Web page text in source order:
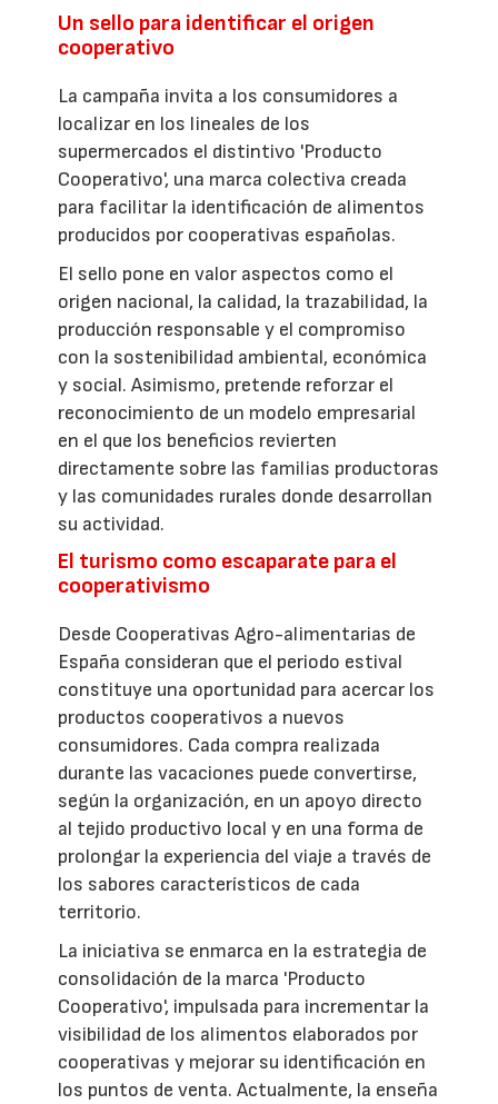
Un sello para identificar el origen
cooperativo
La campaña invita a los consumidores a
localizar en los lineales de los
supermercados el distintivo 'Producto
Cooperativo', una marca colectiva creada
para facilitar la identificación de alimentos
producidos por cooperativas españolas.
El sello pone en valor aspectos como el
origen nacional, la calidad, la trazabilidad, la
producción responsable y el compromiso
con la sostenibilidad ambiental, económica
y social. Asimismo, pretende reforzar el
reconocimiento de un modelo empresarial
en el que los beneficios revierten
directamente sobre las familias productoras
y las comunidades rurales donde desarrollan
su actividad.
El turismo como escaparate para el
cooperativismo
Desde Cooperativas Agro-alimentarias de
España consideran que el periodo estival
constituye una oportunidad para acercar los
productos cooperativos a nuevos
consumidores. Cada compra realizada
durante las vacaciones puede convertirse,
según la organización, en un apoyo directo
al tejido productivo local y en una forma de
prolongar la experiencia del viaje a través de
los sabores característicos de cada
territorio.
La iniciativa se enmarca en la estrategia de
consolidación de la marca 'Producto
Cooperativo', impulsada para incrementar la
visibilidad de los alimentos elaborados por
cooperativas y mejorar su identificación en
los puntos de venta. Actualmente, la enseña